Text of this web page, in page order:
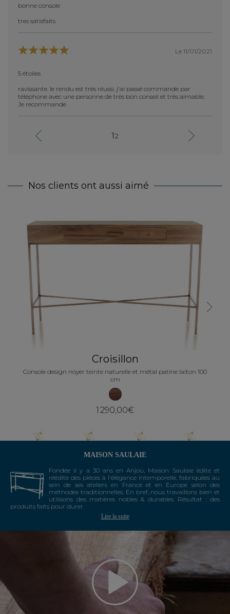
bonne console
tres satisfaits
Le 11/01/2021
5 étoiles
ravissante. le rendu est très réussi. j'ai passé commande par
téléphone avec une personne de très bon conseil et très aimable.
Je recommande
12
Nos clients ont aussi aimé
Croisillon
Console design noyer teinte naturelle et métal patine laiton 100
cm
1 290,00€
Next
MAISON SAULAIE
Fondée il y a 30 ans en Anjou, Maison Saulaie édite et
réédite des pièces à l'élégance intemporelle, fabriquées au
sein de ses ateliers en France et en Europe selon des
méthodes traditionnelles. En bref, nous travaillons bien et
utilisons des matières nobles & durables. Résultat : des
produits faits pour durer.
Lire la suite